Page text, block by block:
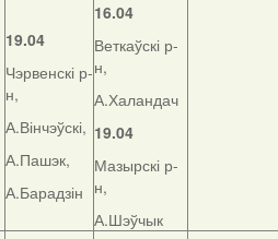
19.04
Чэрвенскі р-
н,
А.Вінчэўскі,
А.Пашэк,
А.Барадзін
16.04
Веткаўскі р-
н,
А.Халандач
19.04
Мазырскі р-
н,
А.Шэўчык